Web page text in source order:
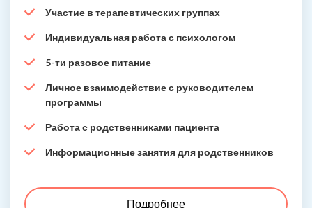
Участие в терапевтических группах
Индивидуальная работа с психологом
5-ти разовое питание
Личное взаимодействие с руководителем
программы
Работа с родственниками пациента
Информационные занятия для родственников
Подробнее